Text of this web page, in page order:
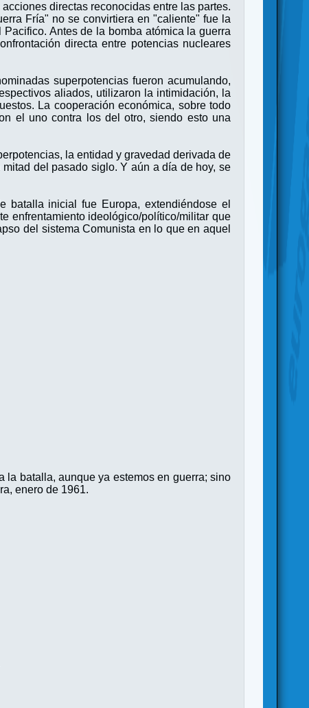
directas reconocidas entre las partes.
Fría" no se convirtiera en "caliente" fue la
Antes de la bomba atómica la guerra
directa entre potencias nucleares
superpotencias fueron acumulando,
aliados, utilizaron la intimidación, la
La cooperación económica, sobre todo
el uno contra los del otro, siendo esto una
la entidad y gravedad derivada de
del pasado siglo. Y aún a día de hoy, se
batalla inicial fue Europa, extendiéndose el
enfrentamiento ideológico/político/militar que
del sistema Comunista en lo que en aquel
la batalla, aunque ya estemos en guerra; sino
enero de 1961.